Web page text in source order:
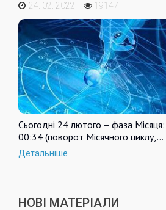
24. 02. 2022
19147
Сьогодні 24 лютого – фаза
00:34 (поворот Місячного циклу,…
Детальніше
НОВІ МАТЕРІАЛИ